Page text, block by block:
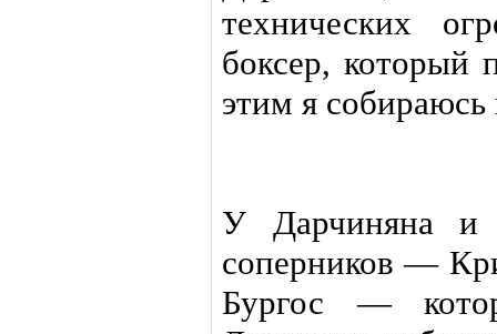
технических
боксер, который
этим я собираюсь
У Дарчиняна и
соперников —
Бургос —